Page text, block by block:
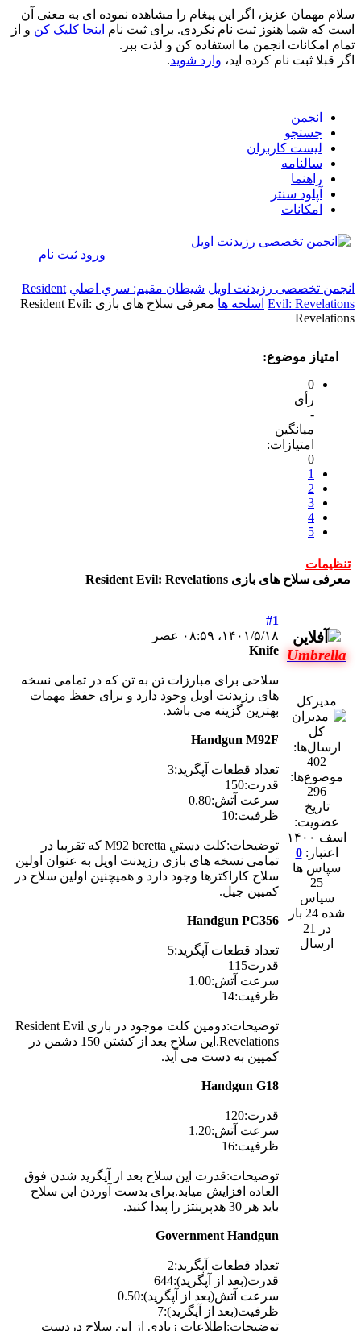
سلام مهمان عزیز، اگر این پیغام را مشاهده نموده ای به معنی آن
است که شما هنوز ثبت نام نکردی. برای ثبت نام اینجا کلیک کن و از
تمام امکانات انجمن ما استفاده کن و لذت ببر.
اگر قبلا ثبت نام کرده اید، وارد شوید.
انجمن
جستجو
لیست کاربران
سالنامه
راهنما
آپلود سنتر
امکانات
ورود ثبت نام
انجمن تخصصی رزیدنت اویل شيطان مقيم: سري اصلي Resident
Evil: Revelations اسلحه ها
معرفی سلاح های بازی Resident Evil:
Revelations
امتیاز موضوع:
0
رأی
-
میانگین
امتیازات:
0
1
2
3
4
5
تنظیمات
معرفی سلاح های بازی Resident Evil: Revelations
Umbrella
مدیرکل
ارسال‌ها:
402
موضوع‌ها:
296
تاریخ
عضویت:
اسف ۱۴۰۰
اعتبار:0
سپاس ها
25
سپاس
شده 24 بار
در 21
ارسال
#1
۱۴۰۱/۵/۱۸، ۰۸:۵۹ عصر
Knife
سلاحی برای مبارزات تن به تن که در تمامی نسخه
های رزیدنت اویل وجود دارد و برای حفظ مهمات
بهترین گزینه می باشد.
Handgun M92F
تعداد قطعات آپگرید:3
قدرت:150
سرعت آتش:0.80
ظرفیت:10
توضیحات:كلت دستي M92 beretta که تقریبا در
تمامی نسخه های بازی رزیدنت اویل به عنوان اولین
سلاح کاراکترها وجود دارد و همیچنین اولین سلاح در
کمیپن جیل.
Handgun PC356
تعداد قطعات آپگرید:5
قدرت115
سرعت آتش:1.00
ظرفیت:14
توضیحات:دومین کلت موجود در بازی Resident Evil
Revelations.این سلاح بعد از کشتن 150 دشمن در
کمپین به دست می آید.
Handgun G18
قدرت:120
سرعت آتش:1.20
ظرفیت:16
توضیحات:قدرت این سلاح بعد از آپگرید شدن فوق
العاده افزایش میابد.برای بدست آوردن این سلاح
باید هر 30 هدپرینتز را پیدا کنید.
Government Handgun
تعداد قطعات آپگرید:2
قدرت(بعد از آپگرید):644
سرعت آتش(بعد از آپگرید):0.50
ظرفیت(بعد از آپگرید):7
توضیحات:اطلاعات زیادی از این سلاح دردست